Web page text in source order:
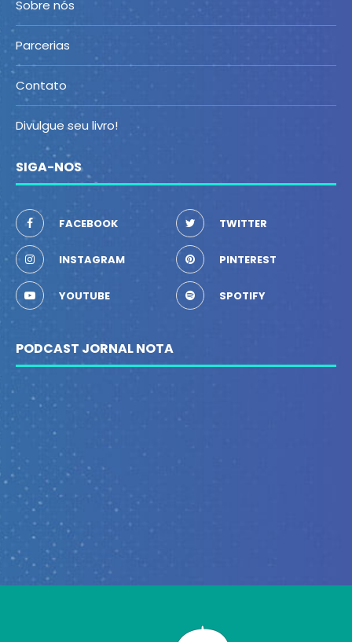
Sobre nós
Parcerias
Contato
Divulgue seu livro!
SIGA-NOS
FACEBOOK TWITTER
INSTAGRAM PINTEREST
YOUTUBE SPOTIFY
PODCAST JORNAL NOTA